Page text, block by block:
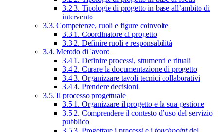
3.2.3. Tipologie di progetto in base all’ambito di
intervento
3.3. Competenze, ruoli e figure coinvolte
3.3.1. Coordinatore di progetto
3.3.2. Definire ruoli e responsabilità
3.4. Metodo di lavoro
3.4.1. Definire processi, strumenti e rituali
3.4.2. Curare la documentazione di progetto
3.4.3. Organizzare tavoli tecnici collaborativi
3.4.4. Prendere decisioni
3.5. Il processo progettuale
3.5.1. Organizzare il progetto e la sua gestione
3.5.2. Comprendere il contesto d’uso del servizio
pubblico
3.5.3. Progettare i processi e i touchpointdel